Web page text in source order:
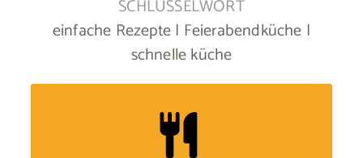
SCHLÜSSELWORT
einfache Rezepte | Feierabendküche |
schnelle küche